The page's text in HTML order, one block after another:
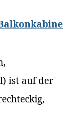
ist auf der